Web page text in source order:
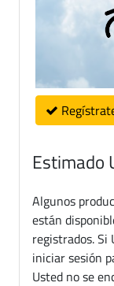
Estimado
Algunos
están
registrados. Si
iniciar sesión
Usted no se